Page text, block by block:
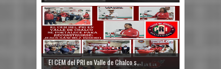
El CEM del PRI en Valle de Chalco s...